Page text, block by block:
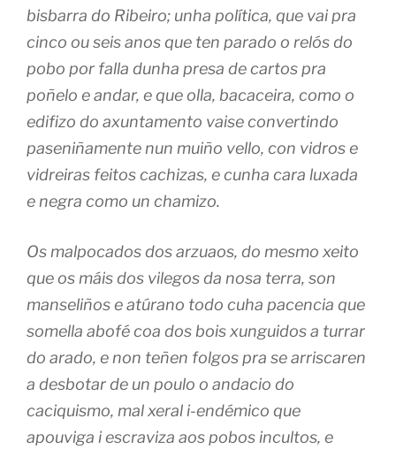
bisbarra do Ribeiro; unha política, que vai pra
cinco ou seis anos que ten parado o relós do
pobo por falla dunha presa de cartos pra
poñelo e andar, e que olla, bacaceira, como o
edifizo do axuntamento vaise convertindo
paseniñamente nun muiño vello, con vidros e
vidreiras feitos cachizas, e cunha cara luxada
e negra como un chamizo.
Os malpocados dos arzuaos, do mesmo xeito
que os máis dos vilegos da nosa terra, son
manseliños e atúrano todo cuha pacencia que
somella abofé coa dos bois xunguidos a turrar
do arado, e non teñen folgos pra se arriscaren
a desbotar de un poulo o andacio do
caciquismo, mal xeral i-endémico que
apouviga i escraviza aos pobos incultos, e